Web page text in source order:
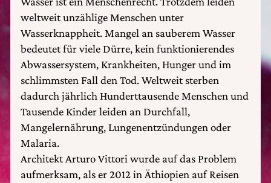
weltweit unzählige Menschen unter
Wasserknappheit. Mangel an sauberem Wasser
bedeutet für viele Dürre, kein funktionierendes
Abwassersystem, Krankheiten, Hunger und im
schlimmsten Fall den Tod. Weltweit sterben
dadurch jährlich Hunderttausende Menschen und
Tausende Kinder leiden an Durchfall,
Mangelernährung, Lungenentzündungen oder
Malaria.
Architekt Arturo Vittori wurde auf das Problem
aufmerksam, als er 2012 in Äthiopien auf Reisen